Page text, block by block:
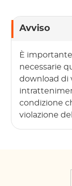
Avviso
È
necessarie
download di
condizione
violazione